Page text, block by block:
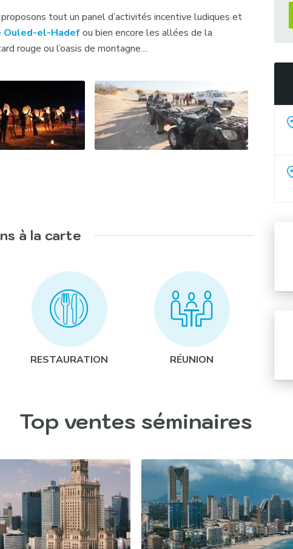
tout un panel d’activités incentive ludiques et
Ouled-el-Hadefou bien encore les allées de la
rouge ou l’oasis de montagne…
à la carte
RESTAURATION RÉUNION
Top ventes séminaires